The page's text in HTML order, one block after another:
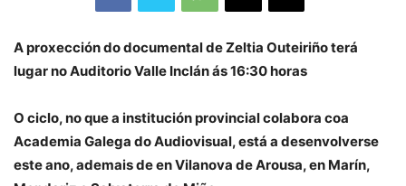
A proxección do documental de Zeltia Outeiriño terá
lugar no Auditorio Valle Inclán ás 16:30 horas
O ciclo, no que a institución provincial colabora coa
Academia Galega do Audiovisual, está a desenvolverse
este ano, ademais de en Vilanova de Arousa, en Marín,